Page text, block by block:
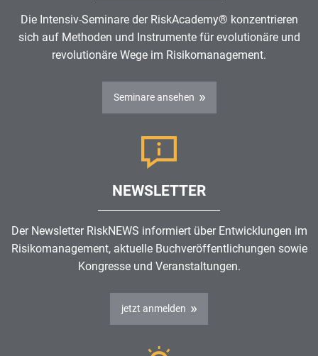
Die Intensiv-Seminare der RiskAcademy® konzentrieren
sich auf Methoden und Instrumente für evolutionäre und
revolutionäre Wege im Risikomanagement.
Seminare ansehen
NEWSLETTER
Der Newsletter RiskNEWS informiert über Entwicklungen im
Risikomanagement, aktuelle Buchveröffentlichungen sowie
Kongresse und Veranstaltungen.
jetzt anmelden